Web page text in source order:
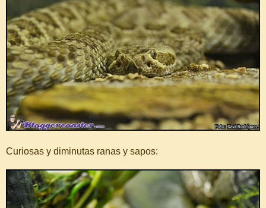
Curiosas y diminutas ranas y sapos: